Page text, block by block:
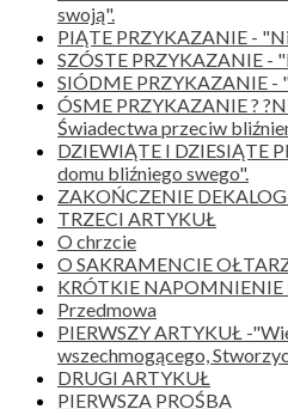
swoją".
PIĄTE PRZYKAZANIE -
SZÓSTE PRZYKAZANIE -
SIÓDME PRZYKAZANIE -
ÓSME PRZYKAZANIE ?
Świadectwa przeciw
DZIEWIĄTE I DZIESIĄTE
domu bliźniego swego".
ZAKOŃCZENIE
TRZECI ARTYKUŁ
O chrzcie
O SAKRAMENCIE
KRÓTKIE NAPOMNIENIE
Przedmowa
PIERWSZY ARTYKUŁ -
wszechmogącego,
DRUGI ARTYKUŁ
PIERWSZA PROŚBA